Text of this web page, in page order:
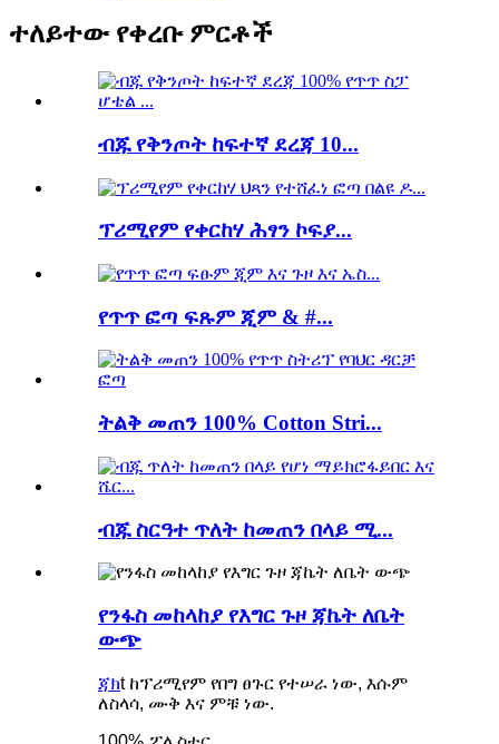
ተለይተው የቀረቡ ምርቶች
ብጁ የቅንጦት ከፍተኛ ደረጃ 10...
ፕሪሚየም የቀርከሃ ሕፃን ኮፍያ...
የጥጥ ፎጣ ፍጹም ጂም & #...
ትልቅ መጠን 100% Cotton Stri...
ብጁ ስርዓተ ጥለት ከመጠን በላይ ሚ...
የንፋስ መከላከያ የእግር ጉዞ ጃኬት ለቤት
ውጭ
ጃክt ከፕሪሚየም የበግ ፀጉር የተሠራ ነው, እሱም
ለስላሳ, ሙቅ እና ምቹ ነው.